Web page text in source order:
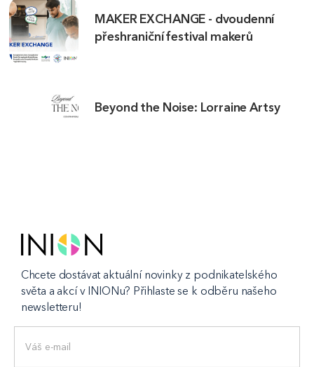
MAKER EXCHANGE - dvoudenní
přeshraniční festival makerů
Beyond the Noise: Lorraine Artsy
Chcete dostávat aktuální novinky z podnikatelského
světa a akcí v INIONu? Přihlaste se k odběru našeho
newsletteru!